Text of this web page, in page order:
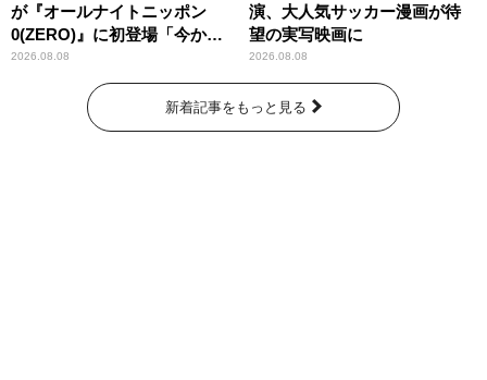
が『オールナイトニッポン
0(ZERO)』に初登場「今から
とてもワクワクしておりま
2026.08.08
演、大人気サッカー漫画が待
望の実写映画に
2026.08.08
新着記事をもっと見る